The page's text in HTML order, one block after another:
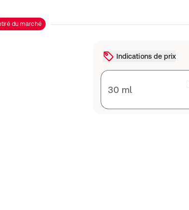
du marché
Indications de prix
30 ml